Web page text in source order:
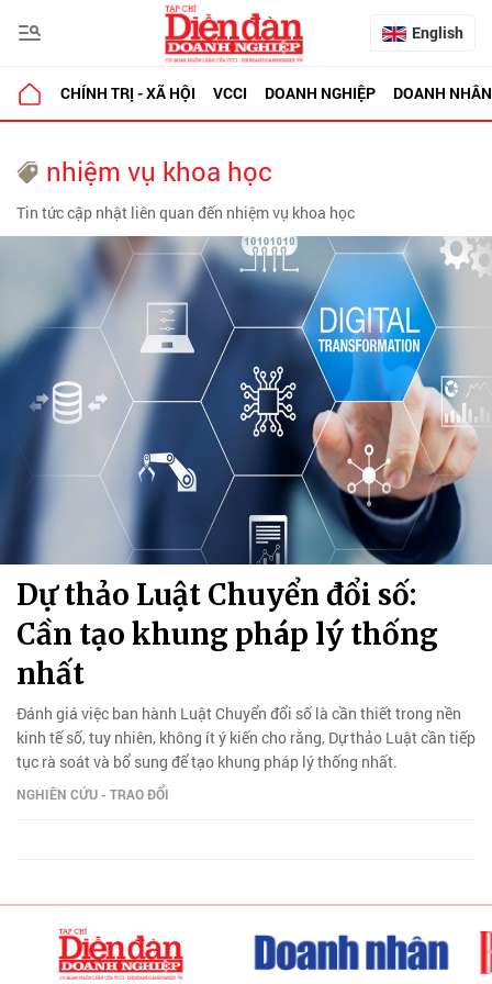
English
CHÍNH TRỊ - XÃ HỘI VCCI DOANH NGHIỆP DOANH NHÂN
nhiệm vụ khoa học
Tin tức cập nhật liên quan đến nhiệm vụ khoa học
Dự thảo Luật Chuyển đổi số:
Cần tạo khung pháp lý thống
nhất
Đánh giá việc ban hành Luật Chuyển đổi số là cần thiết trong nền
kinh tế số, tuy nhiên, không ít ý kiến cho rằng, Dự thảo Luật cần tiếp
tục rà soát và bổ sung để tạo khung pháp lý thống nhất.
NGHIÊN CỨU - TRAO ĐỔI